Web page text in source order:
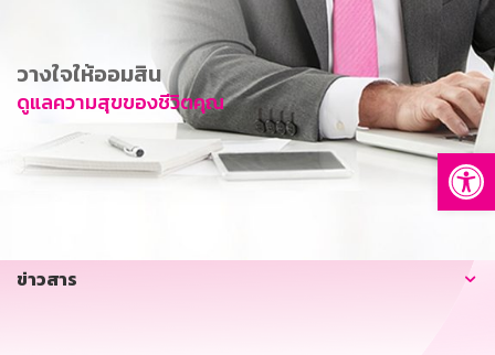
การพัฒนาที่ยั่งยืน
ข่าวสาร
บริการทางการเงิน
อื่นๆ
วางใจให้ออมสิน
ดูแลความสุขของชีวิตคุณ
ข่าวสาร